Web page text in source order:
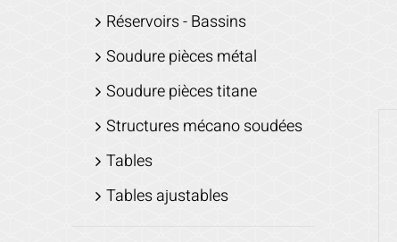
Réservoirs - Bassins
Soudure pièces métal
Soudure pièces titane
Structures mécano soudées
Tables
Tables ajustables